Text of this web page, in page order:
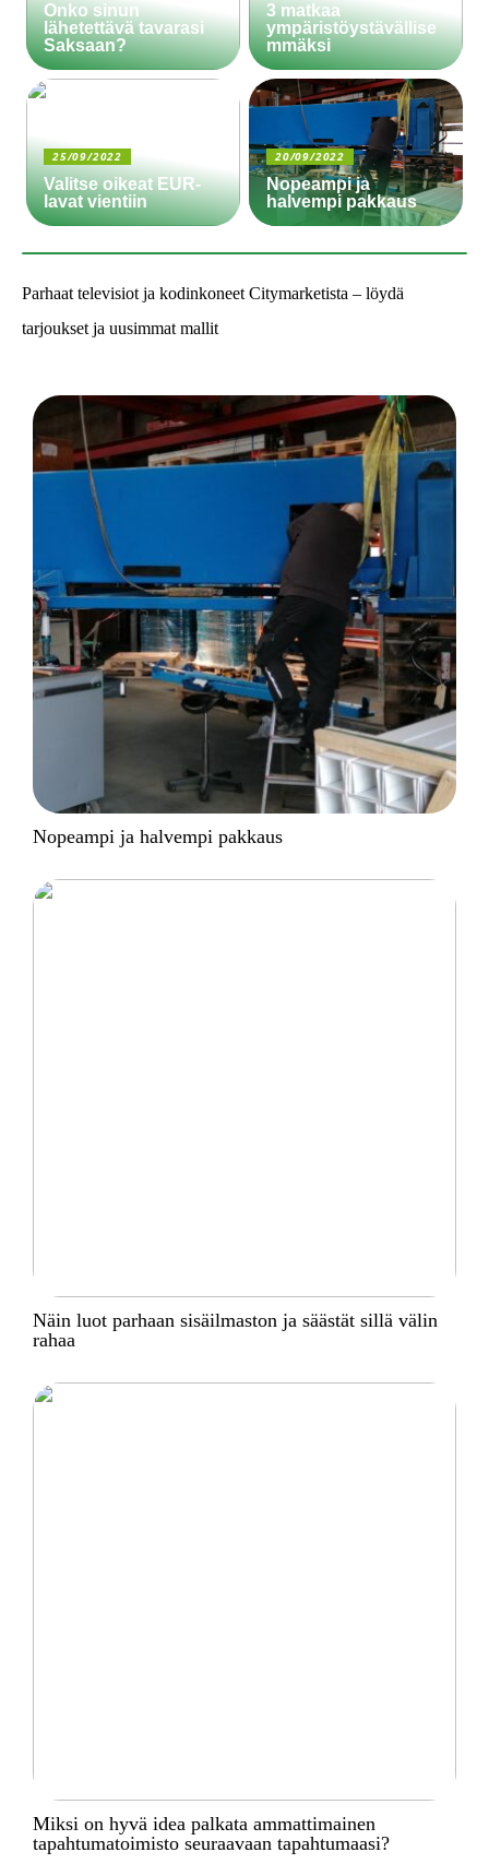
Onko sinun
lähetettävä tavarasi
Saksaan?
3 matkaa
ympäristöystävällise
mmäksi
25/09/2022
Valitse oikeat EUR-
lavat vientiin
20/09/2022
Nopeampi ja
halvempi pakkaus
Parhaat televisiot ja kodinkoneet Citymarketista – löydä
tarjoukset ja uusimmat mallit
Nopeampi ja halvempi pakkaus
Näin luot parhaan sisäilmaston ja säästät sillä välin
rahaa
Miksi on hyvä idea palkata ammattimainen
tapahtumatoimisto seuraavaan tapahtumaasi?